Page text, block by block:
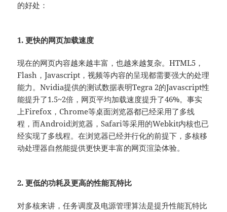
的好处：
1. 更快的网页加载速度
现在的网页内容越来越丰富，也越来越复杂。HTML5，
Flash，Javascript，视频等内容的呈现都需要强大的处理
能力。Nvidia提供的测试数据表明Tegra 2的Javascript性
能提升了1.5~2倍，网页平均加载速度提升了46%。事实
上Firefox，Chrome等桌面浏览器都已经采用了多线
程，而Android浏览器，Safari等采用的Webkit内核也已
经实现了多线程。在浏览器已经并行化的前提下，多核移
动处理器自然能提供更快更丰富的网页渲染体验。
2. 更低的功耗及更高的性能瓦特比
对多核来讲，任务调度及电源管理算法是提升性能瓦特比